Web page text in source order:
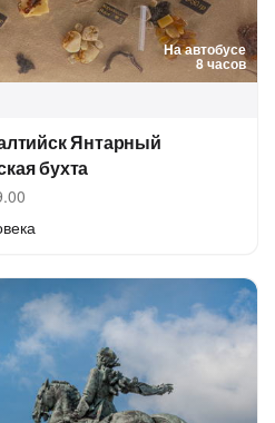
На автобусе
8 часов
Янтарный
бухта